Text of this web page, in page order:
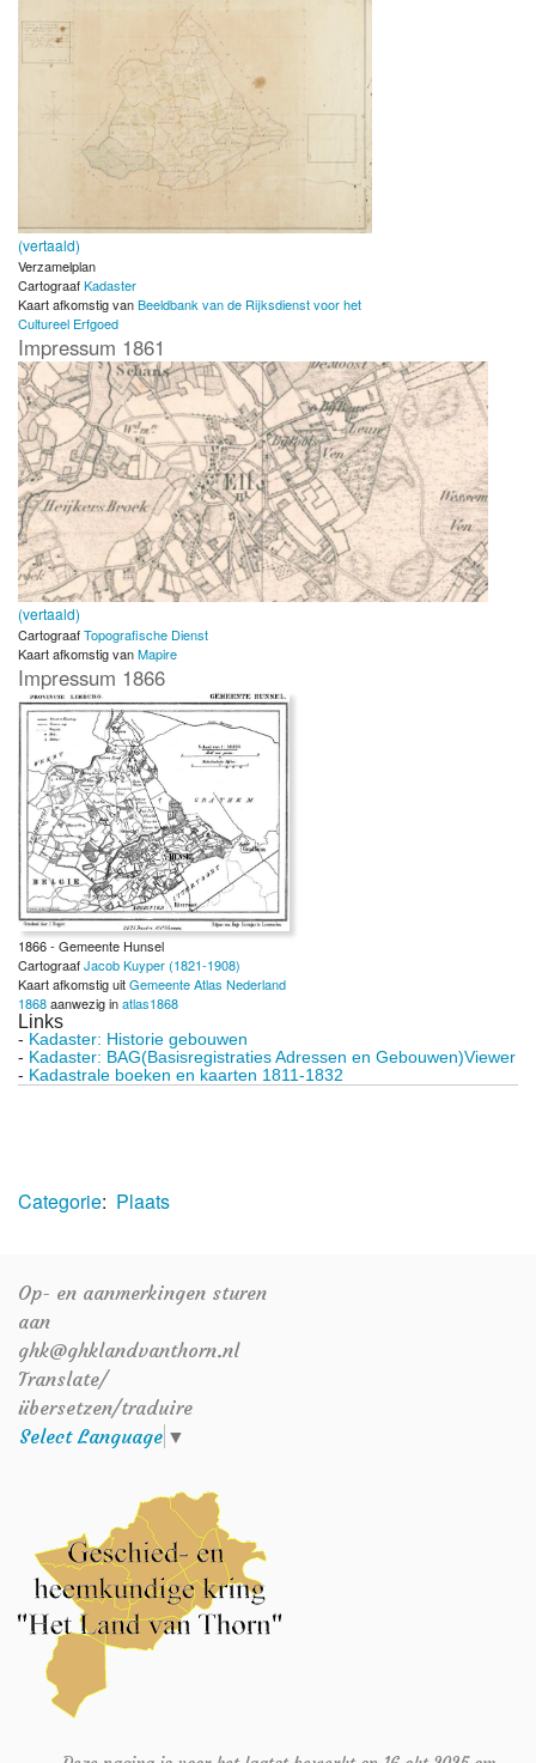
(vertaald)
Verzamelplan
CartograafKadaster
Kaart afkomstig vanBeeldbank van de Rijksdienst voor het
Cultureel Erfgoed
Impressum 1861
(vertaald)
CartograafTopografische Dienst
Kaart afkomstig vanMapire
Impressum 1866
1866 - Gemeente Hunsel
CartograafJacob Kuyper (1821-1908)
Kaart afkomstig uitGemeente Atlas Nederland
1868aanwezig inatlas1868
Links
- Kadaster: Historie gebouwen
- Kadaster: BAG(Basisregistraties Adressen en Gebouwen)Viewer
- Kadastrale boeken en kaarten 1811-1832
Categorie: Plaats
Op- en aanmerkingen sturen
aan
ghk@ghklandvanthorn.nl
Translate/
übersetzen/traduire
Select Language ▼